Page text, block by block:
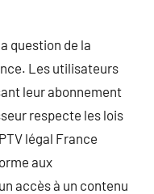
question de la
Les utilisateurs
leur abonnement
respecte les lois
légal France
aux
accès à un contenu